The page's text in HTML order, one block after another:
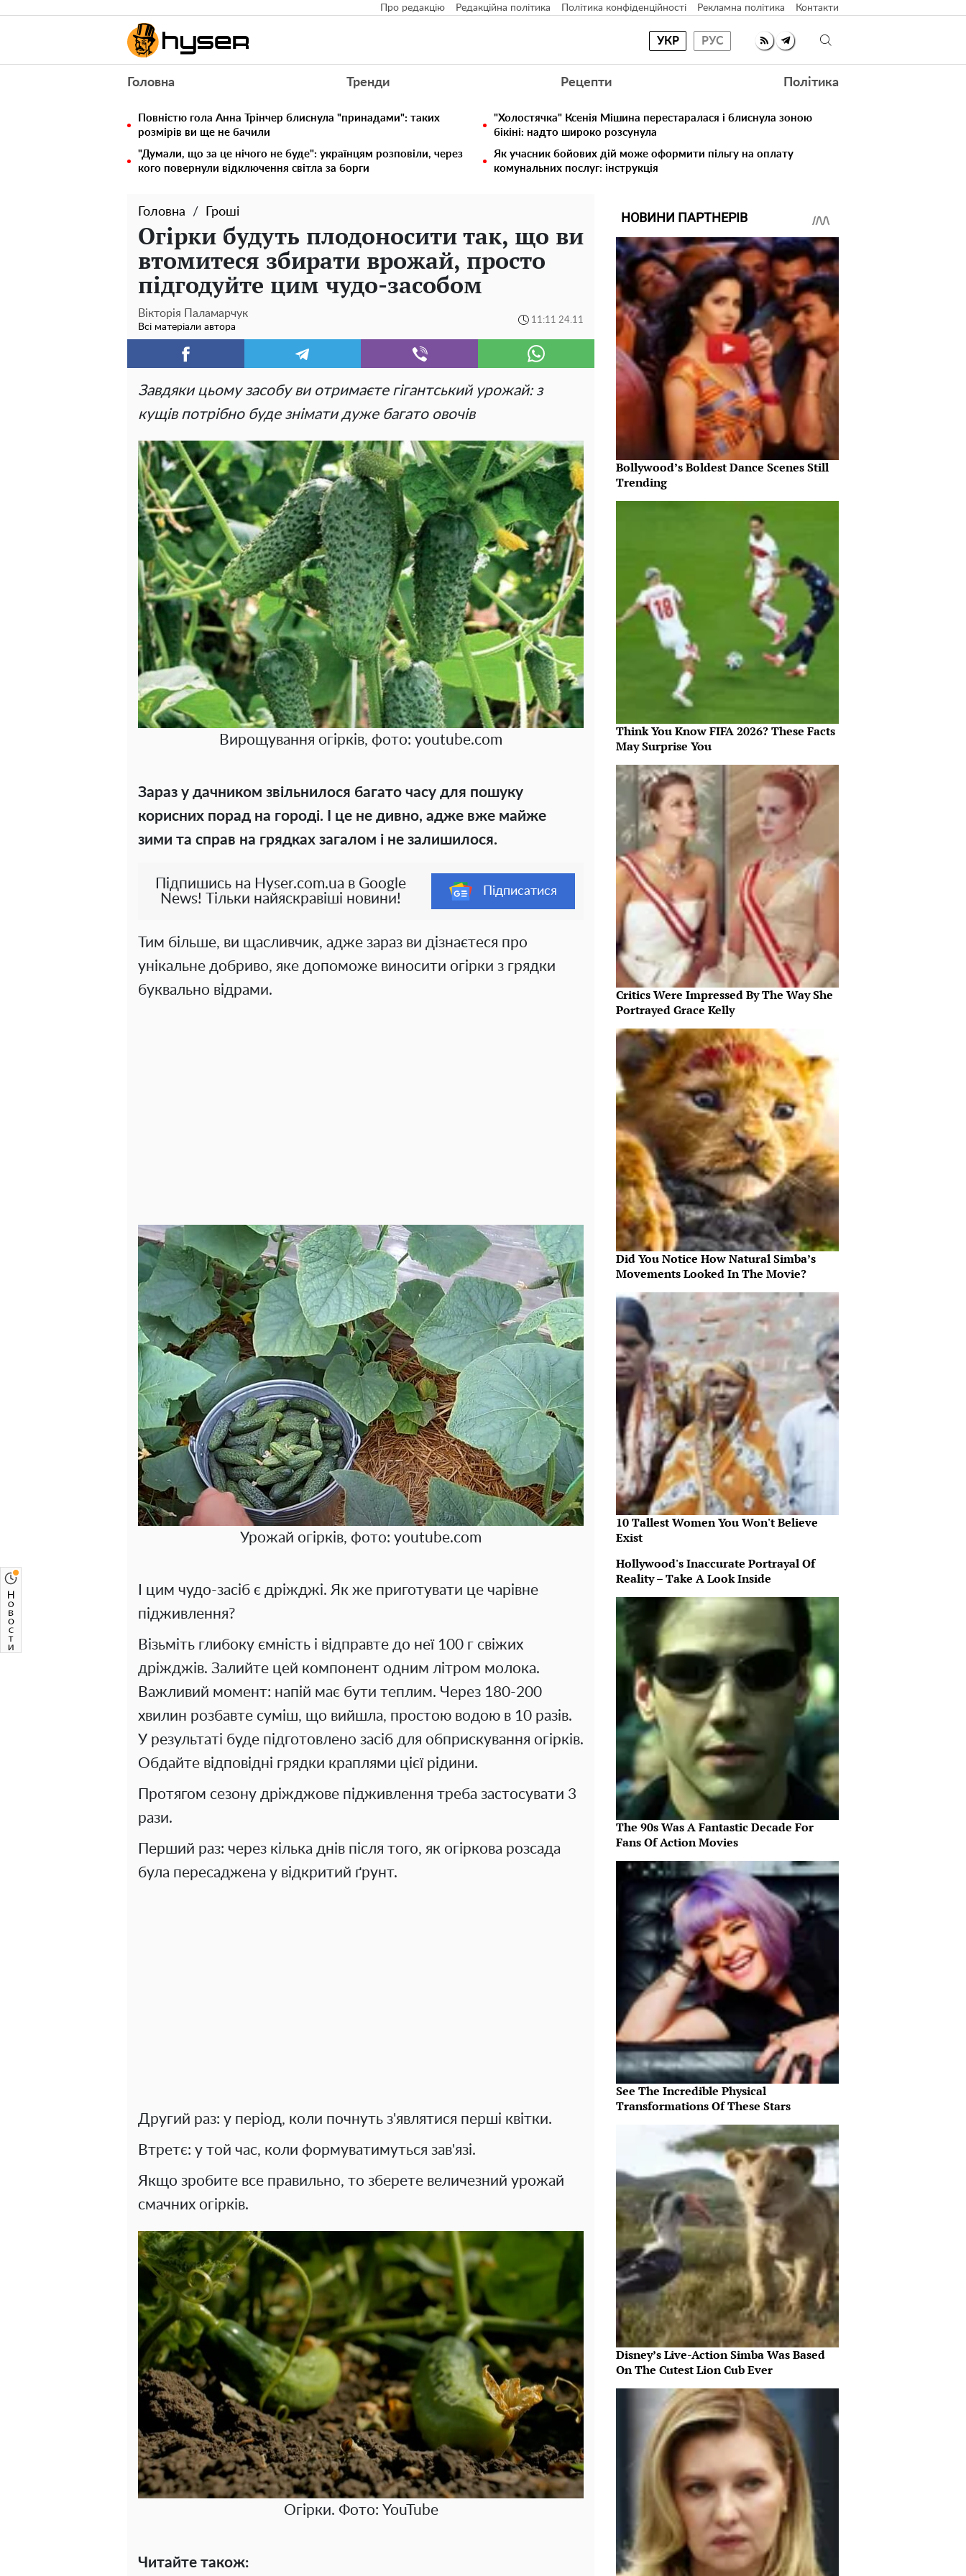
Про редакцію Редакційна політика Політика конфіденційності Рекламна політика Контакти
УКР РУС
Головна Тренди Рецепти Політика
Повністю гола Анна Трінчер блиснула "принадами": таких
розмірів ви ще не бачили
"Холостячка" Ксенія Мішина перестаралася і блиснула зоною
бікіні: надто широко розсунула
"Думали, що за це нічого не буде": українцям розповіли, через
кого повернули відключення світла за борги
Як учасник бойових дій може оформити пільгу на оплату
комунальних послуг: інструкція
Головна Гроші
Огірки будуть плодоносити так, що ви
втомитеся збирати врожай, просто
підгодуйте цим чудо-засобом
Вікторія Паламарчук
Всі матеріали автора
11:11 24.11
Завдяки цьому засобу ви отримаєте гігантський урожай: з
кущів потрібно буде знімати дуже багато овочів
Вирощування огірків, фото: youtube.com
Зараз у дачником звільнилося багато часу для пошуку
корисних порад на городі. І це не дивно, адже вже майже
зими та справ на грядках загалом і не залишилося.
Підпишись на Hyser.com.ua в Google
News! Тільки найяскравіші новини!
Підписатися
Тим більше, ви щасливчик, адже зараз ви дізнаєтеся про
унікальне добриво, яке допоможе виносити огірки з грядки
буквально відрами.
Урожай огірків, фото: youtube.com
І цим чудо-засіб є дріжджі. Як же приготувати це чарівне
підживлення?
Візьміть глибоку ємність і відправте до неї 100 г свіжих
дріжджів. Залийте цей компонент одним літром молока.
Важливий момент: напій має бути теплим. Через 180-200
хвилин розбавте суміш, що вийшла, простою водою в 10 разів.
У результаті буде підготовлено засіб для обприскування огірків.
Обдайте відповідні грядки краплями цієї рідини.
Протягом сезону дріжджове підживлення треба застосувати 3
рази.
Перший раз: через кілька днів після того, як огіркова розсада
була пересаджена у відкритий ґрунт.
Другий раз: у період, коли почнуть з'являтися перші квітки.
Втретє: у той час, коли формуватимуться зав'язі.
Якщо зробите все правильно, то зберете величезний урожай
смачних огірків.
Огірки. Фото: YouTube
Читайте також:
НОВИНИ ПАРТНЕРІВ
Bollywood’s Boldest Dance Scenes Still
Trending
Think You Know FIFA 2026? These Facts
May Surprise You
Critics Were Impressed By The Way She
Portrayed Grace Kelly
Did You Notice How Natural Simba’s
Movements Looked In The Movie?
10 Tallest Women You Won't Believe
Exist
Hollywood's Inaccurate Portrayal Of
Reality – Take A Look Inside
The 90s Was A Fantastic Decade For
Fans Of Action Movies
See The Incredible Physical
Transformations Of These Stars
Disney’s Live-Action Simba Was Based
On The Cutest Lion Cub Ever